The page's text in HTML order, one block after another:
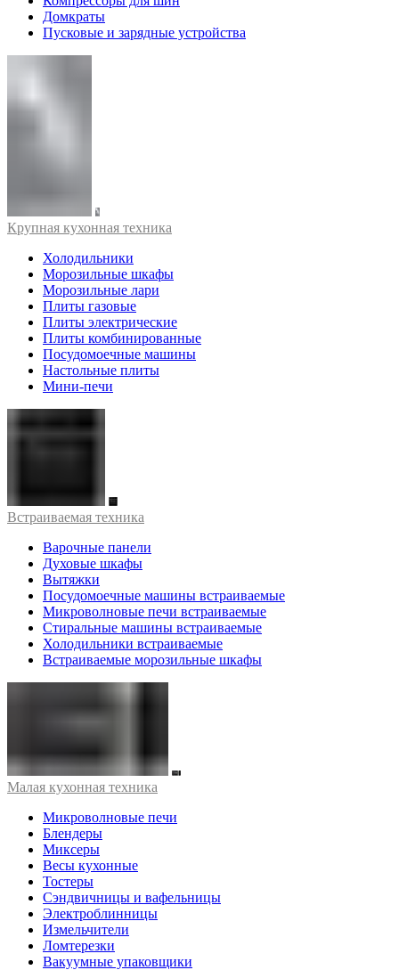
Домкраты
Пусковые и зарядные устройства
Крупная кухонная техника
Холодильники
Морозильные шкафы
Морозильные лари
Плиты газовые
Плиты электрические
Плиты комбинированные
Посудомоечные машины
Настольные плиты
Мини-печи
Встраиваемая техника
Варочные панели
Духовые шкафы
Вытяжки
Посудомоечные машины встраиваемые
Микроволновые печи встраиваемые
Стиральные машины встраиваемые
Холодильники встраиваемые
Встраиваемые морозильные шкафы
Малая кухонная техника
Микроволновые печи
Блендеры
Миксеры
Весы кухонные
Тостеры
Сэндвичницы и вафельницы
Электроблинницы
Измельчители
Ломтерезки
Вакуумные упаковщики